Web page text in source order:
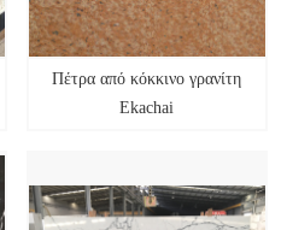
Πέτρα από κόκκινο γρανίτη
Ekachai